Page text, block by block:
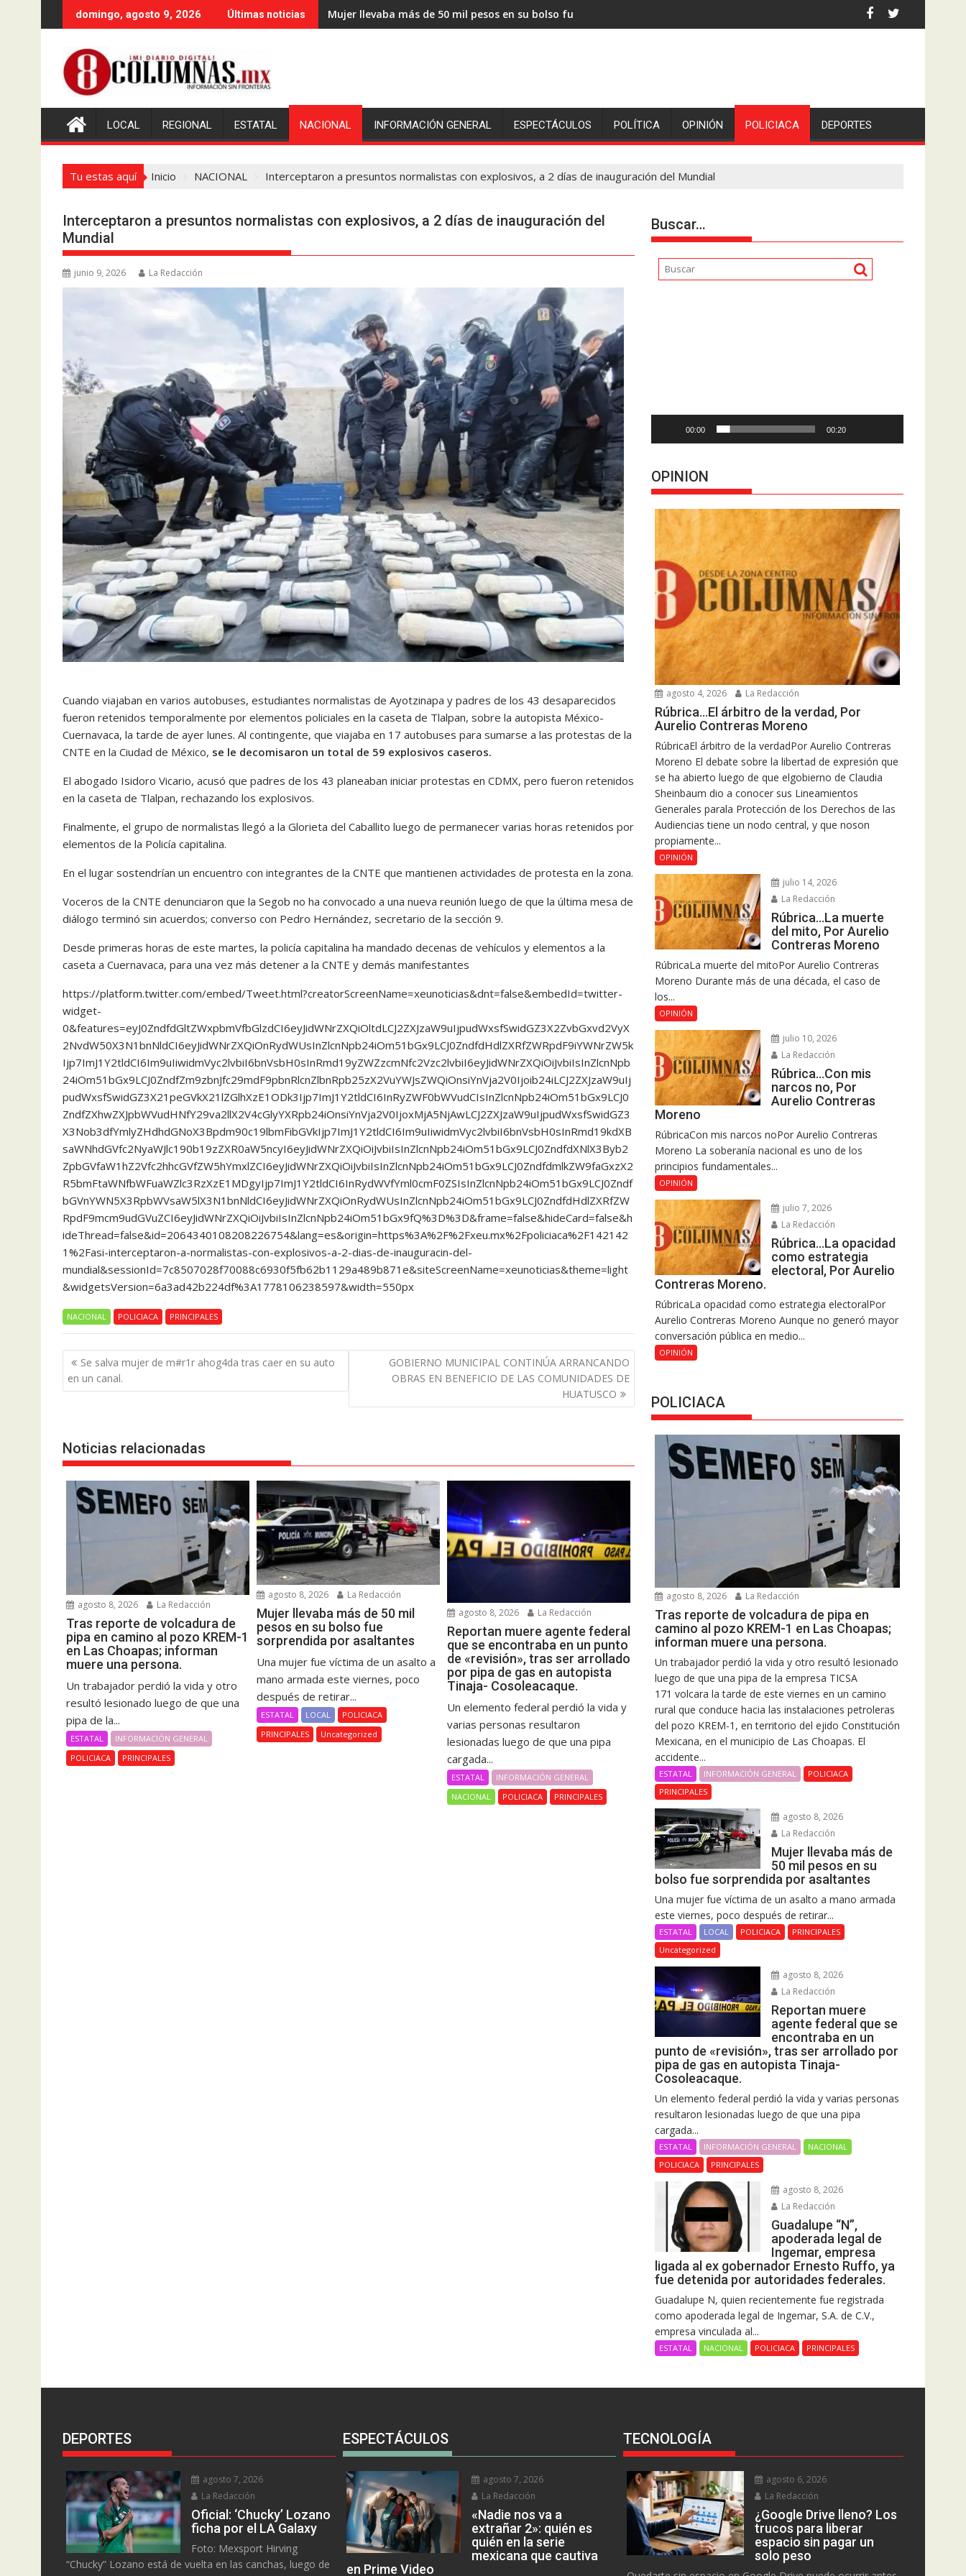
al
domingo, agosto 9, 2026 Últimas noticias Mujer llevaba más de 50 mil pesos en su bolso fue sorprendida por asaltantes
LOCAL REGIONAL ESTATAL NACIONAL INFORMACIÓN GENERAL ESPECTÁCULOS POLÍTICA OPINIÓN POLICIACA DEPORTES
Tu estas aquí Inicio NACIONAL Interceptaron a presuntos normalistas con explosivos, a 2 días de inauguración del Mundial
Interceptaron a presuntos normalistas con explosivos, a 2 días de inauguración del
Mundial
junio 9, 2026 La Redacción
Cuando viajaban en varios autobuses, estudiantes normalistas de Ayotzinapa y padres de los 43 desaparecidos
fueron retenidos temporalmente por elementos policiales en la caseta de Tlalpan, sobre la autopista México-
Cuernavaca, la tarde de ayer lunes. Al contingente, que viajaba en 17 autobuses para sumarse a las protestas de la
CNTE en la Ciudad de México, se le decomisaron un total de 59 explosivos caseros.
El abogado Isidoro Vicario, acusó que padres de los 43 planeaban iniciar protestas en CDMX, pero fueron retenidos
en la caseta de Tlalpan, rechazando los explosivos.
Finalmente, el grupo de normalistas llegó a la Glorieta del Caballito luego de permanecer varias horas retenidos por
elementos de la Policía capitalina.
En el lugar sostendrían un encuentro con integrantes de la CNTE que mantienen actividades de protesta en la zona.
Voceros de la CNTE denunciaron que la Segob no ha convocado a una nueva reunión luego de que la última mesa de
diálogo terminó sin acuerdos; converso con Pedro Hernández, secretario de la sección 9.
Desde primeras horas de este martes, la policía capitalina ha mandado decenas de vehículos y elementos a la
caseta a Cuernavaca, para una vez más detener a la CNTE y demás manifestantes
https://platform.twitter.com/embed/Tweet.html?creatorScreenName=xeunoticias&dnt=false&embedId=twitter-
widget-
0&features=eyJ0ZndfdGltZWxpbmVfbGlzdCI6eyJidWNrZXQiOltdLCJ2ZXJzaW9uIjpudWxsfSwidGZ3X2ZvbGxvd2VyX
2NvdW50X3N1bnNldCI6eyJidWNrZXQiOnRydWUsInZlcnNpb24iOm51bGx9LCJ0ZndfdHdlZXRfZWRpdF9iYWNrZW5k
Ijp7ImJ1Y2tldCI6Im9uIiwidmVyc2lvbiI6bnVsbH0sInRmd19yZWZzcmNfc2Vzc2lvbiI6eyJidWNrZXQiOiJvbiIsInZlcnNpb
24iOm51bGx9LCJ0ZndfZm9zbnJfc29mdF9pbnRlcnZlbnRpb25zX2VuYWJsZWQiOnsiYnVja2V0Ijoib24iLCJ2ZXJzaW9uIj
pudWxsfSwidGZ3X21peGVkX21lZGlhXzE1ODk3Ijp7ImJ1Y2tldCI6InRyZWF0bWVudCIsInZlcnNpb24iOm51bGx9LCJ0
ZndfZXhwZXJpbWVudHNfY29va2llX2V4cGlyYXRpb24iOnsiYnVja2V0IjoxMjA5NjAwLCJ2ZXJzaW9uIjpudWxsfSwidGZ3
X3Nob3dfYmlyZHdhdGNoX3Bpdm90c19lbmFibGVkIjp7ImJ1Y2tldCI6Im9uIiwidmVyc2lvbiI6bnVsbH0sInRmd19kdXB
saWNhdGVfc2NyaWJlc190b19zZXR0aW5ncyI6eyJidWNrZXQiOiJvbiIsInZlcnNpb24iOm51bGx9LCJ0ZndfdXNlX3Byb2
ZpbGVfaW1hZ2Vfc2hhcGVfZW5hYmxlZCI6eyJidWNrZXQiOiJvbiIsInZlcnNpb24iOm51bGx9LCJ0ZndfdmlkZW9faGxzX2
R5bmFtaWNfbWFuaWZlc3RzXzE1MDgyIjp7ImJ1Y2tldCI6InRydWVfYml0cmF0ZSIsInZlcnNpb24iOm51bGx9LCJ0Zndf
bGVnYWN5X3RpbWVsaW5lX3N1bnNldCI6eyJidWNrZXQiOnRydWUsInZlcnNpb24iOm51bGx9LCJ0ZndfdHdlZXRfZW
RpdF9mcm9udGVuZCI6eyJidWNrZXQiOiJvbiIsInZlcnNpb24iOm51bGx9fQ%3D%3D&frame=false&hideCard=false&h
ideThread=false&id=2064340108208226754&lang=es&origin=https%3A%2F%2Fxeu.mx%2Fpoliciaca%2F142142
1%2Fasi-interceptaron-a-normalistas-con-explosivos-a-2-dias-de-inauguracin-del-
mundial&sessionId=7c8507028f70088c6930f5fb62b1129a489b871e&siteScreenName=xeunoticias&theme=light
&widgetsVersion=6a3ad42b224df%3A1778106238597&width=550px
NACIONAL POLICIACA PRINCIPALES
Navegación
de
entradas
Se salva mujer de m#r1r ahog4da tras caer en su auto
en un canal.
GOBIERNO MUNICIPAL CONTINÚA ARRANCANDO
OBRAS EN BENEFICIO DE LAS COMUNIDADES DE
HUATUSCO
Noticias relacionadas
agosto 8, 2026 La Redacción
Tras reporte de volcadura de
pipa en camino al pozo KREM-1
en Las Choapas; informan
muere una persona.
Un trabajador perdió la vida y otro
resultó lesionado luego de que una
pipa de la...
ESTATAL
INFORMACIÓN GENERAL
POLICIACA
PRINCIPALES
agosto 8, 2026 La Redacción
Mujer llevaba más de 50 mil
pesos en su bolso fue
sorprendida por asaltantes
Una mujer fue víctima de un asalto a
mano armada este viernes, poco
después de retirar...
ESTATAL LOCAL
POLICIACA
PRINCIPALES
Uncategorized
agosto 8, 2026 La Redacción
Reportan muere agente federal
que se encontraba en un punto
de «revisión», tras ser arrollado
por pipa de gas en autopista
Tinaja- Cosoleacaque.
Un elemento federal perdió la vida y
varias personas resultaron
lesionadas luego de que una pipa
cargada...
ESTATAL
INFORMACIÓN GENERAL
NACIONAL
POLICIACA PRINCIPALES
Buscar…
00:00 00:20
OPINION
agosto 4, 2026 La Redacción
Rúbrica…El árbitro de la verdad, Por
Aurelio Contreras Moreno
RúbricaEl árbitro de la verdadPor Aurelio Contreras
Moreno El debate sobre la libertad de expresión que
se ha abierto luego de que elgobierno de Claudia
Sheinbaum dio a conocer sus Lineamientos
Generales parala Protección de los Derechos de las
Audiencias tiene un nodo central, y que noson
propiamente...
OPINIÓN
julio 14, 2026
La Redacción
Rúbrica…La muerte
del mito, Por Aurelio
Contreras Moreno
RúbricaLa muerte del mitoPor Aurelio Contreras
Moreno Durante más de una década, el caso de
los...
OPINIÓN
julio 10, 2026
La Redacción
Rúbrica…Con mis
narcos no, Por
Aurelio Contreras
Moreno
RúbricaCon mis narcos noPor Aurelio Contreras
Moreno La soberanía nacional es uno de los
principios fundamentales...
OPINIÓN
julio 7, 2026
La Redacción
Rúbrica…La opacidad
como estrategia
electoral, Por Aurelio
Contreras Moreno.
RúbricaLa opacidad como estrategia electoralPor
Aurelio Contreras Moreno Aunque no generó mayor
conversación pública en medio...
OPINIÓN
POLICIACA
agosto 8, 2026 La Redacción
Tras reporte de volcadura de pipa en
camino al pozo KREM-1 en Las Choapas;
informan muere una persona.
Un trabajador perdió la vida y otro resultó lesionado
luego de que una pipa de la empresa TICSA
171 volcara la tarde de este viernes en un camino
rural que conduce hacia las instalaciones petroleras
del pozo KREM-1, en territorio del ejido Constitución
Mexicana, en el municipio de Las Choapas. El
accidente...
ESTATAL INFORMACIÓN GENERAL
POLICIACA
PRINCIPALES
agosto 8, 2026
La Redacción
Mujer llevaba más de
50 mil pesos en su
bolso fue sorprendida por asaltantes
Una mujer fue víctima de un asalto a mano armada
este viernes, poco después de retirar...
ESTATAL LOCAL POLICIACA
PRINCIPALES
Uncategorized
agosto 8, 2026
La Redacción
Reportan muere
agente federal que se
encontraba en un
punto de «revisión», tras ser arrollado por
pipa de gas en autopista Tinaja-
Cosoleacaque.
Un elemento federal perdió la vida y varias personas
resultaron lesionadas luego de que una pipa
cargada...
ESTATAL INFORMACIÓN GENERAL
NACIONAL
POLICIACA
PRINCIPALES
agosto 8, 2026
La Redacción
Guadalupe “N”,
apoderada legal de
Ingemar, empresa
ligada al ex gobernador Ernesto Ruffo, ya
fue detenida por autoridades federales.
Guadalupe N, quien recientemente fue registrada
como apoderada legal de Ingemar, S.A. de C.V.,
empresa vinculada al...
ESTATAL NACIONAL POLICIACA PRINCIPALES
DEPORTES
agosto 7, 2026
La Redacción
Oficial: ‘Chucky’ Lozano
ficha por el LA Galaxy
Foto: Mexsport Hirving
“Chucky” Lozano está de vuelta en las canchas, luego de
ESPECTÁCULOS
agosto 7, 2026
La Redacción
«Nadie nos va a
extrañar 2»: quién es
quién en la serie
mexicana que cautiva
en Prime Video
TECNOLOGÍA
agosto 6, 2026
La Redacción
¿Google Drive lleno? Los
trucos para liberar
espacio sin pagar un
solo peso